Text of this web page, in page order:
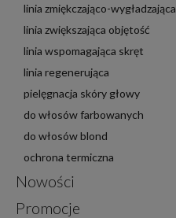
linia zmiękczająco-wygładzająca
linia zwiększająca objętość
linia wspomagająca skręt
linia regenerująca
pielęgnacja skóry głowy
do włosów farbowanych
do włosów blond
ochrona termiczna
Nowości
Promocje